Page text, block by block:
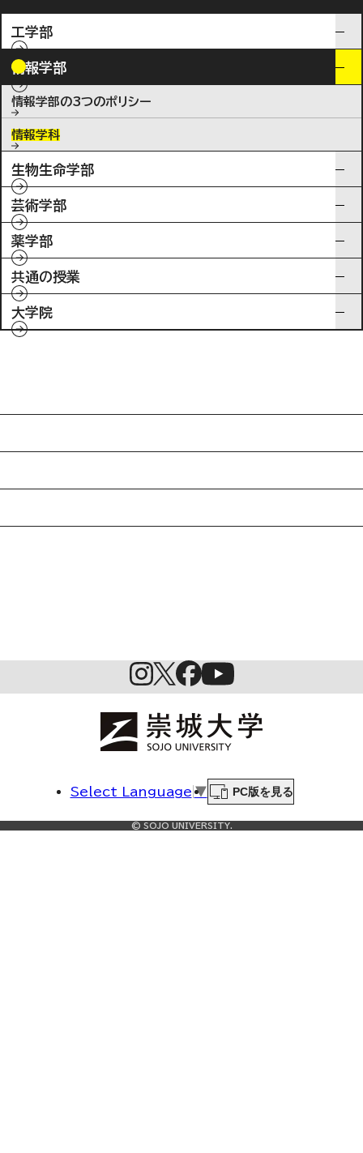
工学部
情報学部
情報学部の3つのポリシー
情報学科
生物生命学部
芸術学部
薬学部
共通の授業
大学院
Select Language ▼ PC版を見る
© SOJO UNIVERSITY.